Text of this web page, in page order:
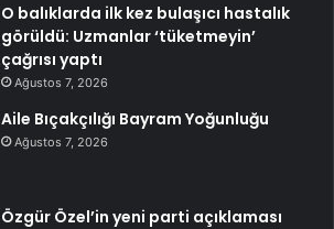
O balıklarda ilk kez bulaşıcı hastalık
görüldü: Uzmanlar ‘tüketmeyin’
çağrısı yaptı
Ağustos 7, 2026
Aile Bıçakçılığı Bayram Yoğunluğu
Ağustos 7, 2026
Özgür Özel’in yeni parti açıklaması